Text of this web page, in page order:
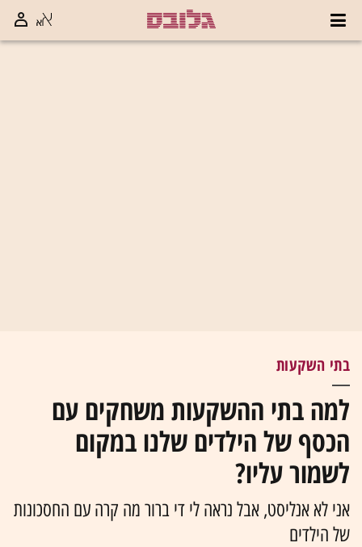
בתי השקעות
למה בתי ההשקעות משחקים עם
הכסף של הילדים שלנו במקום
לשמור עליו?
אני לא אנליסט, אבל נראה לי די ברור מה קרה עם החסכונות
של הילדים